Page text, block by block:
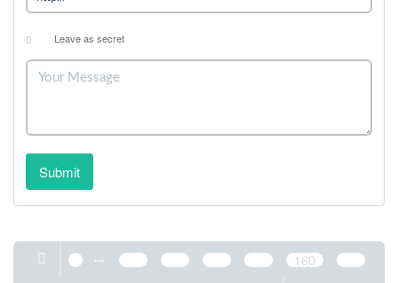
Leave as secret
Submit
1 ... 156 157 158 159 160
161